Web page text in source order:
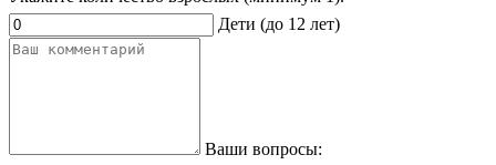
Дети (до 12 лет)
Ваши вопросы: